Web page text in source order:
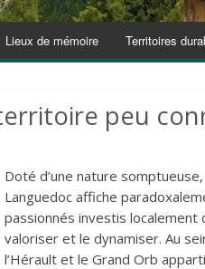
Lieux de mémoire Territoires
peu
Doté d’une nature
Languedoc affiche
passionnés investis
valoriser et le dynamiser. Au
l’Hérault et le Grand Orb